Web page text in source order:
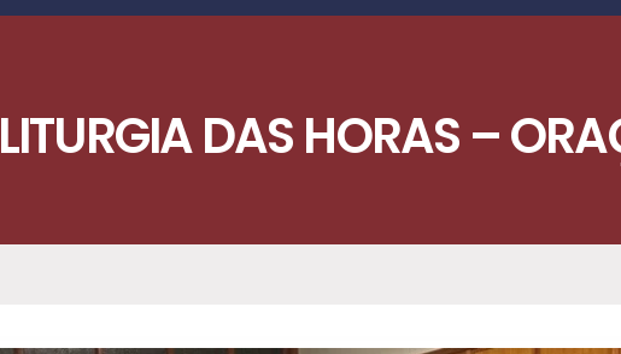
LITURGIA DAS HORAS –